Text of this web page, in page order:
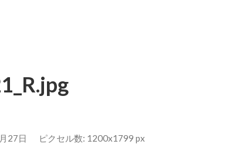
27日 ピクセル数: 1200x1799 px